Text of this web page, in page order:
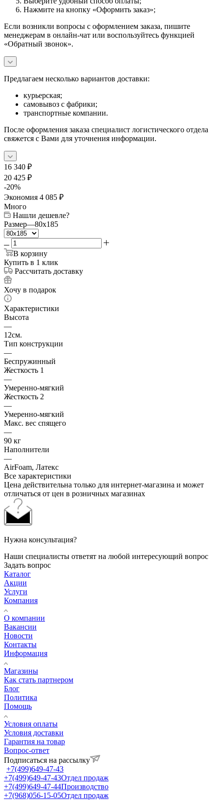
Нажмите на кнопку «Оформить заказ»;
Если возникли вопросы с оформлением заказа, пишите
менеджерам в онлайн-чат или воспользуйтесь функцией
«Обратный звонок».
Предлагаем несколько вариантов доставки:
курьерская;
самовывоз с фабрики;
транспортные компании.
После оформления заказа специалист логистического отдела
свяжется с Вами для уточнения информации.
16 340 ₽
20 425 ₽
-20%
Экономия 4 085 ₽
Много
Нашли дешевле?
Размер—80x185
В корзину
Купить в 1 клик
Рассчитать доставку
Хочу в подарок
Характеристики
Высота
—
12см.
Тип конструкции
—
Беспружинный
Жесткость 1
—
Умеренно-мягкий
Жесткость 2
—
Умеренно-мягкий
Макс. вес спящего
—
90 кг
Наполнители
—
AirFoam, Латекс
Все характеристики
Цена действительна только для интернет-магазина и может
отличаться от цен в розничных магазинах
Нужна консультация?
Наши специалисты ответят на любой интересующий вопрос
Задать вопрос
Каталог
Акции
Услуги
Компания
О компании
Вакансии
Новости
Контакты
Информация
Магазины
Как стать партнером
Блог
Политика
Помощь
Условия оплаты
Условия доставки
Гарантия на товар
Вопрос-ответ
Подписаться на рассылку
+7(499)649-47-43
+7(499)649-47-43Отдел продаж
+7(499)649-47-44Производство
+7(968)056-15-05Отдел продаж